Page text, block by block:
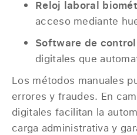
Reloj laboral
acceso mediante
Software de
digitales que
Los métodos manuales
errores y fraudes. En
digitales facilitan la
carga administrativa y